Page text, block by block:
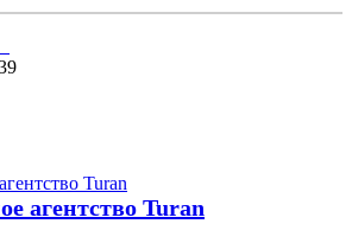
агентство Turan